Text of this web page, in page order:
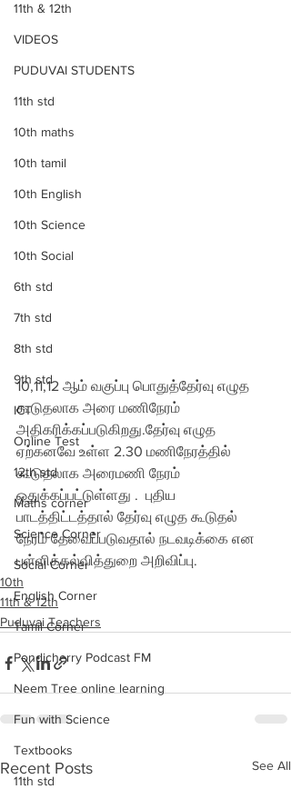
11th & 12th
VIDEOS
PUDUVAI STUDENTS
11th std
10th maths
10th tamil
10th English
10th Science
10th Social
6th std
7th std
8th std
9th std
ICT
Online Test
12th std
Maths corner
Science Corner
Social Corner
English Corner
Tamil Corner
Pondicherry Podcast FM
Neem Tree online learning
Fun with Science
Textbooks
11th std
10,11,12 ஆம் வகுப்பு பொதுத்தேர்வு எழுத
கூடுதலாக அரை மணிநேரம்
அதிகரிக்கப்படுகிறது.தேர்வு எழுத
ஏற்கனவே உள்ள 2.30 மணிநேரத்தில்
கூடுதலாக அரைமணி நேரம்
ஒதுக்கப்பட்டுள்ளது .  புதிய
பாடத்திட்டத்தால் தேர்வு எழுத கூடுதல்
நேரம் தேவைப்படுவதால் நடவடிக்கை என
பள்ளிக்கல்வித்துறை அறிவிப்பு.
10th
11th & 12th
Puduvai Teachers
Recent Posts See All